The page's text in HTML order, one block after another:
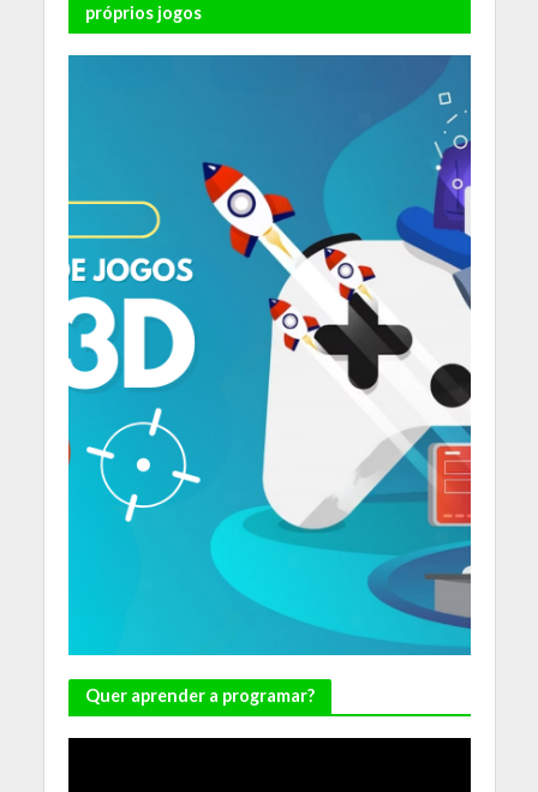
próprios jogos
Quer aprender a programar?